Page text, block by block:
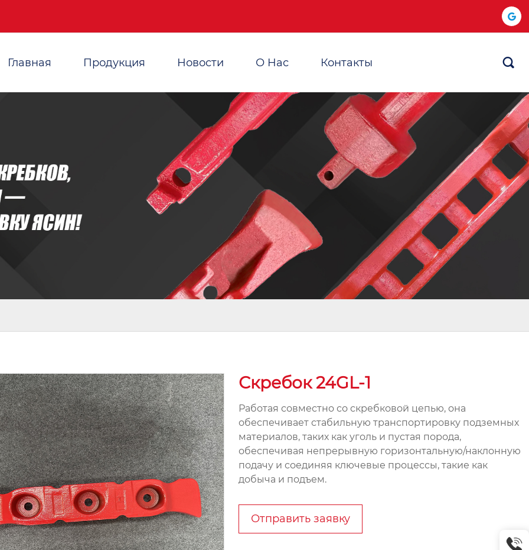
Главная Продукция Новости О Hас Контакты 
Скребок 24GL-1
Работая совместно со скребковой цепью, она
обеспечивает стабильную транспортировку подземных
материалов, таких как уголь и пустая порода,
обеспечивая непрерывную горизонтальную/наклонную
подачу и соединяя ключевые процессы, такие как
добыча и подъем.
Отправить заявку